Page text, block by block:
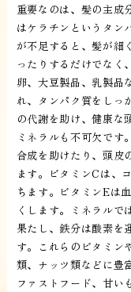
重要なのは、髪の主成
はケラチンというタン
が不足すると、髪が細
ったりするだけでなく
卵、大豆製品、乳製品
れ、タンパク質をしっ
の代謝を助け、健康な
ミネラルも不可欠で
合成を助けたり、頭皮
ます。ビタミンCは、
ちます。ビタミンEは
くします。ミネラルで
果たし、鉄分は酸素を
す。これらのビタミン
類、ナッツ類などに豊
ファストフード、甘い